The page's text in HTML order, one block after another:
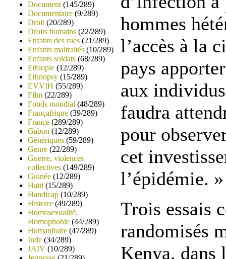
Document (145/289)
Documentaire (9/289)
Droit (20/289)
Droits humains (22/289)
Enfants des rues (21/289)
Enfants maltraités (10/289)
Enfants soldats (68/289)
Ethiopie (12/289)
Ethnopsy (15/289)
EVVIH (55/289)
Film (22/289)
Fonds mondial (48/289)
Françafrique (39/289)
France (289/289)
Gabon (12/289)
Génériques (59/289)
Genre (22/289)
Guerre, violences
collectives (149/289)
Guinée (12/289)
Haïti (15/289)
Handicap (10/289)
Histoire (49/289)
Homosexualité,
Homophobie (44/289)
Humanitaire (47/289)
Inde (34/289)
JAIV (10/289)
hommes
l’accès à la
pays
aux
faudra
pour
cet
l’épidémie. »
Trois essais
randomisés
Kenya, dans